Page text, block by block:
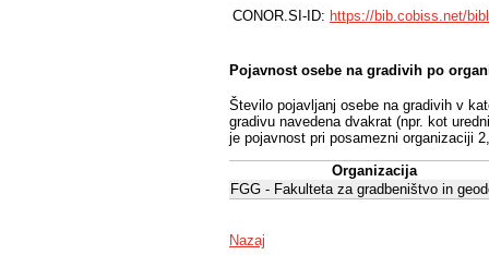
CONOR.SI-ID: https://bib.cobiss.net/
Pojavnost osebe na gradivih po
Število pojavljanj osebe na gradivih v
gradivu navedena dvakrat (npr. kot
je pojavnost pri posamezni organizaciji
Organizacija
FGG - Fakulteta za gradbeništvo in
Nazaj